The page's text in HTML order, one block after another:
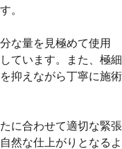
。
な量を見極めて使用
ています。また、極細
抑えながら丁寧に施術
に合わせて適切な緊張
然な仕上がりとなるよ